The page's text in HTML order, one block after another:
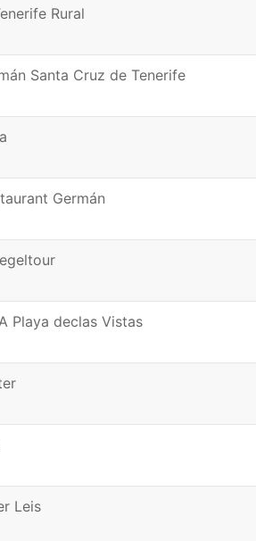
Rural
Santa Cruz de Tenerife
Germán
Playa declas Vistas
Leis